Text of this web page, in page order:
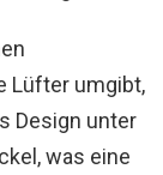
Lüfter umgibt,
Design unter
was eine